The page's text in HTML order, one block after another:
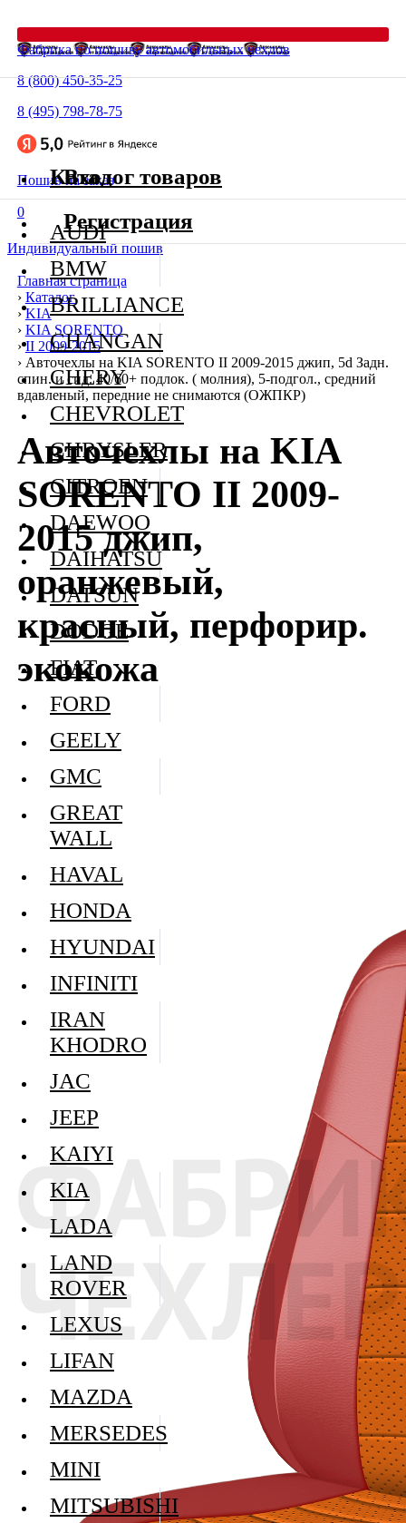
Фабрика по пошиву автомобильных чехлов
8 (800) 450-35-25
8 (495) 798-78-75
Пошив на заказ
0
Индивидуальный пошив
Главная страница
› Каталог
› KIA
› KIA SORENTO
› II 2009-2015
› Авточехлы на KIA SORENTO II 2009-2015 джип, 5d Задн.
спин. и сид. 40/60+ подлок. ( молния), 5-подгол., средний
вдавленый, передние не снимаются (ОЖПКР)
Авточехлы на KIA
SORENTO II 2009-
2015 джип,
оранжевый,
красный, перфорир.
экокожа
Каталог товаров
AUDI
BMW
BRILLIANCE
CHANGAN
CHERY
CHEVROLET
CHRYSLER
CITROEN
DAEWOO
DAIHATSU
DATSUN
DODGE
FIAT
FORD
GEELY
GMC
GREAT
WALL
HAVAL
HONDA
HYUNDAI
INFINITI
IRAN
KHODRO
JAC
JEEP
KAIYI
KIA
LADA
LAND
ROVER
LEXUS
LIFAN
MAZDA
MERSEDES
MINI
MITSUBISHI
Вход
Регистрация